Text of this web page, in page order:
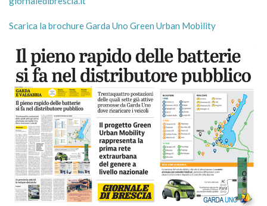
Scarica la brochure Garda Uno Green Urban Mobility